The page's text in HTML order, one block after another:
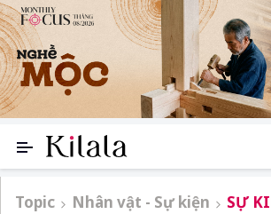
Topic Nhân vật - Sự kiện SỰ